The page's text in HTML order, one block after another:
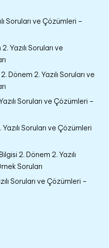
Soruları ve Çözümleri –
Yazılı Soruları ve
Dönem 2. Yazılı Soruları ve
Soruları ve Çözümleri –
Soruları ve Çözümleri
2. Dönem 2. Yazılı
Soruları
Soruları ve Çözümleri –